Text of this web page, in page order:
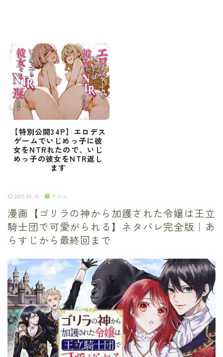
【特別公開34P】エロデス
ゲームでいじめっ子に彼
女をNTRれたので、いじ
めっ子の彼女をNTR返し
ます
2025.05.18 アニメ
漫画【ゴリラの神から加護された令嬢は王立
騎士団で可愛がられる】ネタバレ完全版｜あ
らすじから最終回まで